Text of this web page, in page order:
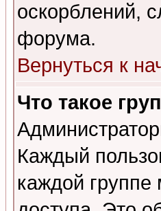
оскорблений,
форума.
Вернуться к
Что такое
Каждый
каждой